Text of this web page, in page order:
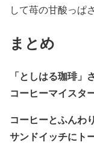
して苺の甘酸っぱ
まとめ
「としはる珈琲
コーヒーマイスタ
コーヒーとふんわ
サンドイッチにト